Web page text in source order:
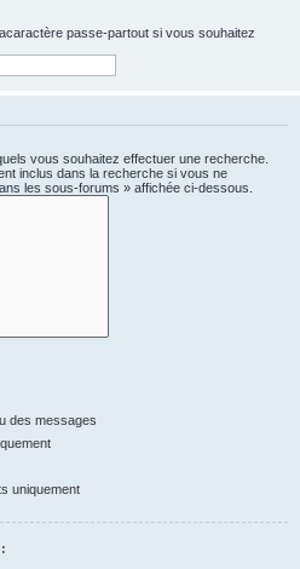
passe-partout si vous souhaitez
vous souhaitez effectuer une recherche.
inclus dans la recherche si vous ne
les sous-forums » affichée ci-dessous.
des messages
uniquement